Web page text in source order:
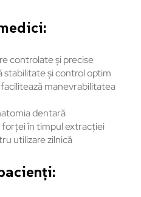
controlate și precise
stabilitate și control optim
manevrabilitatea
dentară
în timpul extracției
utilizare zilnică